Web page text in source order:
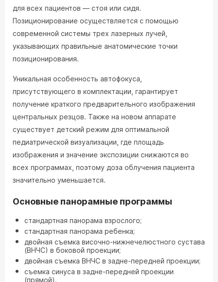
для всех пациентов — стоя или сидя.
Позиционирование осуществляется с помощью
современной системы трех лазерных лучей,
указывающих правильные анатомические точки
позиционирования.
Уникальная особенность автофокуса,
присутствующего в комплектации, гарантирует
получение краткого предварительного изображения
центральных резцов. Также на новом аппарате
существует детский режим для оптимальной
педиатрической визуализации, где площадь
изображения и значение экспозиции снижаются во
всех программах, поэтому доза облучения пациента
значительно уменьшается.
Основные панорамные программы
стандартная панорама взрослого;
стандартная панорама ребенка;
двойная съемка височно-нижнечелюстного сустава
(ВНЧС) в боковой проекции;
двойная съемка ВНЧС в задне-передней проекции;
съемка синуса в задне-передней проекции
(прямой).